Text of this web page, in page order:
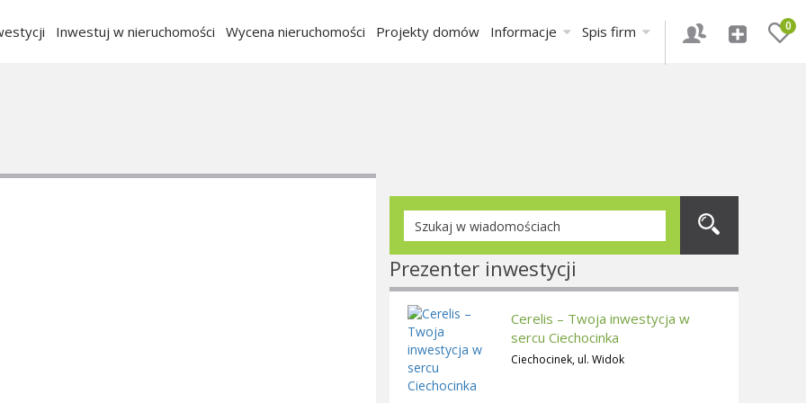
0
Inwestuj w nieruchomości Wycena nieruchomości Projekty domów Informacje Spis firm
Prezenter inwestycji
Cerelis – Twoja inwestycja w
sercu Ciechocinka
Ciechocinek, ul. Widok